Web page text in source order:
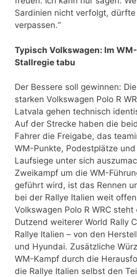
Sardinien nicht verfolgt,
verpassen.“
Typisch Volkswagen: Im
Stallregie tabu
Der Bessere soll gewinnen:
starken Volkswagen Polo R
Latvala gehen technisch
Auf der Strecke haben die
Fahrer die Freigabe, das
WM-Punkte, Podestplätze
Laufsiege unter sich
Zweikampf um die WM-
geführt wird, ist das Rennen
bei der Rallye Italien weit
Volkswagen Polo R WRC steht
Dutzend weiterer World Rally
Rallye Italien – von den
und Hyundai. Zusätzliche
WM-Kampf durch die
die Rallye Italien selbst den